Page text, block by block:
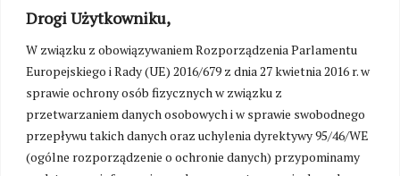
Drogi Użytkowniku,
W związku z obowiązywaniem Rozporządzenia Parlamentu
Europejskiego i Rady (UE) 2016/679 z dnia 27 kwietnia 2016 r. w
sprawie ochrony osób fizycznych w związku z
przetwarzaniem danych osobowych i w sprawie swobodnego
przepływu takich danych oraz uchylenia dyrektywy 95/46/WE
(ogólne rozporządzenie o ochronie danych) przypominamy